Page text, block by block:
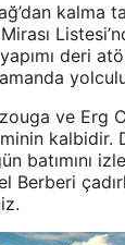
kalma
deri
ve Erg
kalbidir.
batımını
Berberi